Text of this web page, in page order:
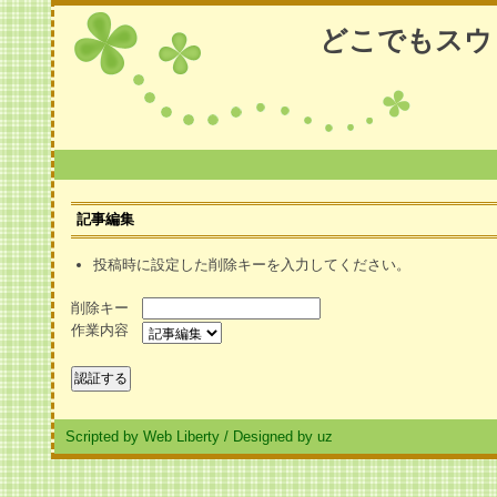
どこでもス
記事編集
投稿時に設定した削除キーを入力してください。
削除キー
作業内容
Scripted by Web Liberty / Designed by uz